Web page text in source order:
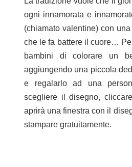
ogni innamorata e
(chiamato valentine) con
che le fa battere il cuore…
bambini di colorare un
aggiungendo una piccola
e regalarlo ad una
scegliere il disegno,
aprirà una finestra con il
stampare gratuitamente.